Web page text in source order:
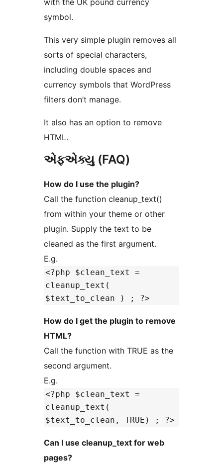
with the UK pound currency
symbol.
This very simple plugin removes all
sorts of special characters,
including double spaces and
currency symbols that WordPress
filters don’t manage.
It also has an option to remove
HTML.
એફએક્યુ (FAQ)
How do I use the plugin?
Call the function cleanup_text()
from within your theme or other
plugin. Supply the text to be
cleaned as the first argument.
E.g.
<?php $clean_text =
cleanup_text(
$text_to_clean ) ; ?>
How do I get the plugin to remove
HTML?
Call the function with TRUE as the
second argument.
E.g.
<?php $clean_text =
cleanup_text(
$text_to_clean, TRUE) ; ?>
Can I use cleanup_text for web
pages?